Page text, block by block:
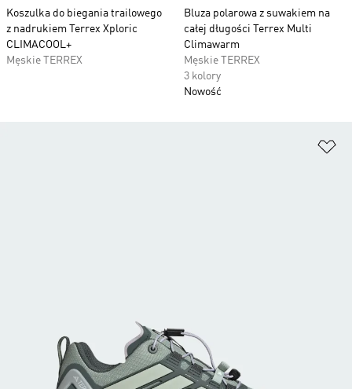
Koszulka do biegania trailowego
z nadrukiem Terrex Xploric
CLIMACOOL+
Męskie TERREX
Bluza polarowa z suwakiem na
całej długości Terrex Multi
Climawarm
Męskie TERREX
3 kolory
Nowość